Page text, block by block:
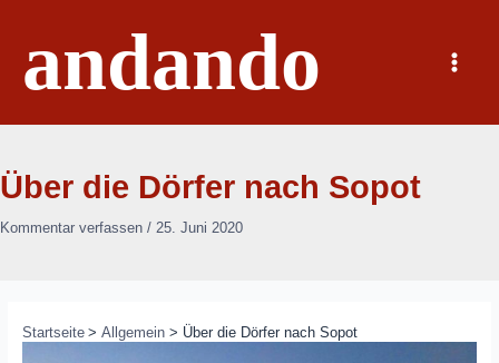
springenandando
Main
Menu
Über die Dörfer nach Sopot
Kommentar verfassen / 25. Juni 2020
Startseite Allgemein Über die Dörfer nach Sopot